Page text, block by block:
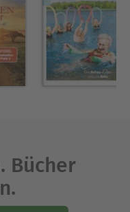
Bücher